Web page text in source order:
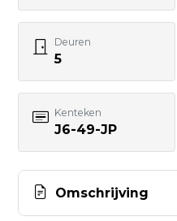
Deuren
5
Kenteken
J6-49-JP
Omschrijving